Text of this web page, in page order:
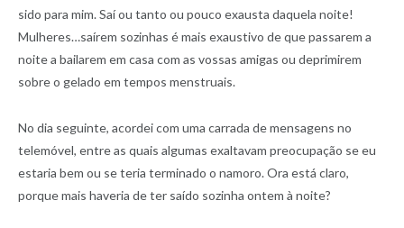
sido para mim. Saí ou tanto ou pouco exausta daquela noite!
Mulheres…saírem sozinhas é mais exaustivo de que passarem a
noite a bailarem em casa com as vossas amigas ou deprimirem
sobre o gelado em tempos menstruais.
No dia seguinte, acordei com uma carrada de mensagens no
telemóvel, entre as quais algumas exaltavam preocupação se eu
estaria bem ou se teria terminado o namoro. Ora está claro,
porque mais haveria de ter saído sozinha ontem à noite?